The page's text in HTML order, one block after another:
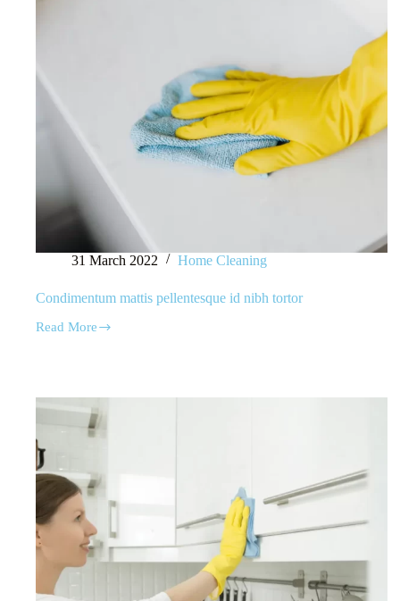
31 March 2022 Home Cleaning
Condimentum mattis pellentesque id nibh tortor
Read More